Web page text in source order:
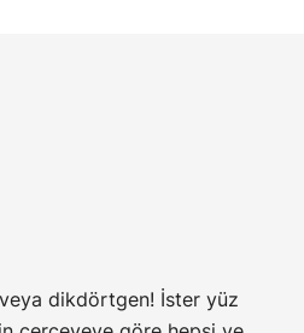
dikdörtgen! İster yüz